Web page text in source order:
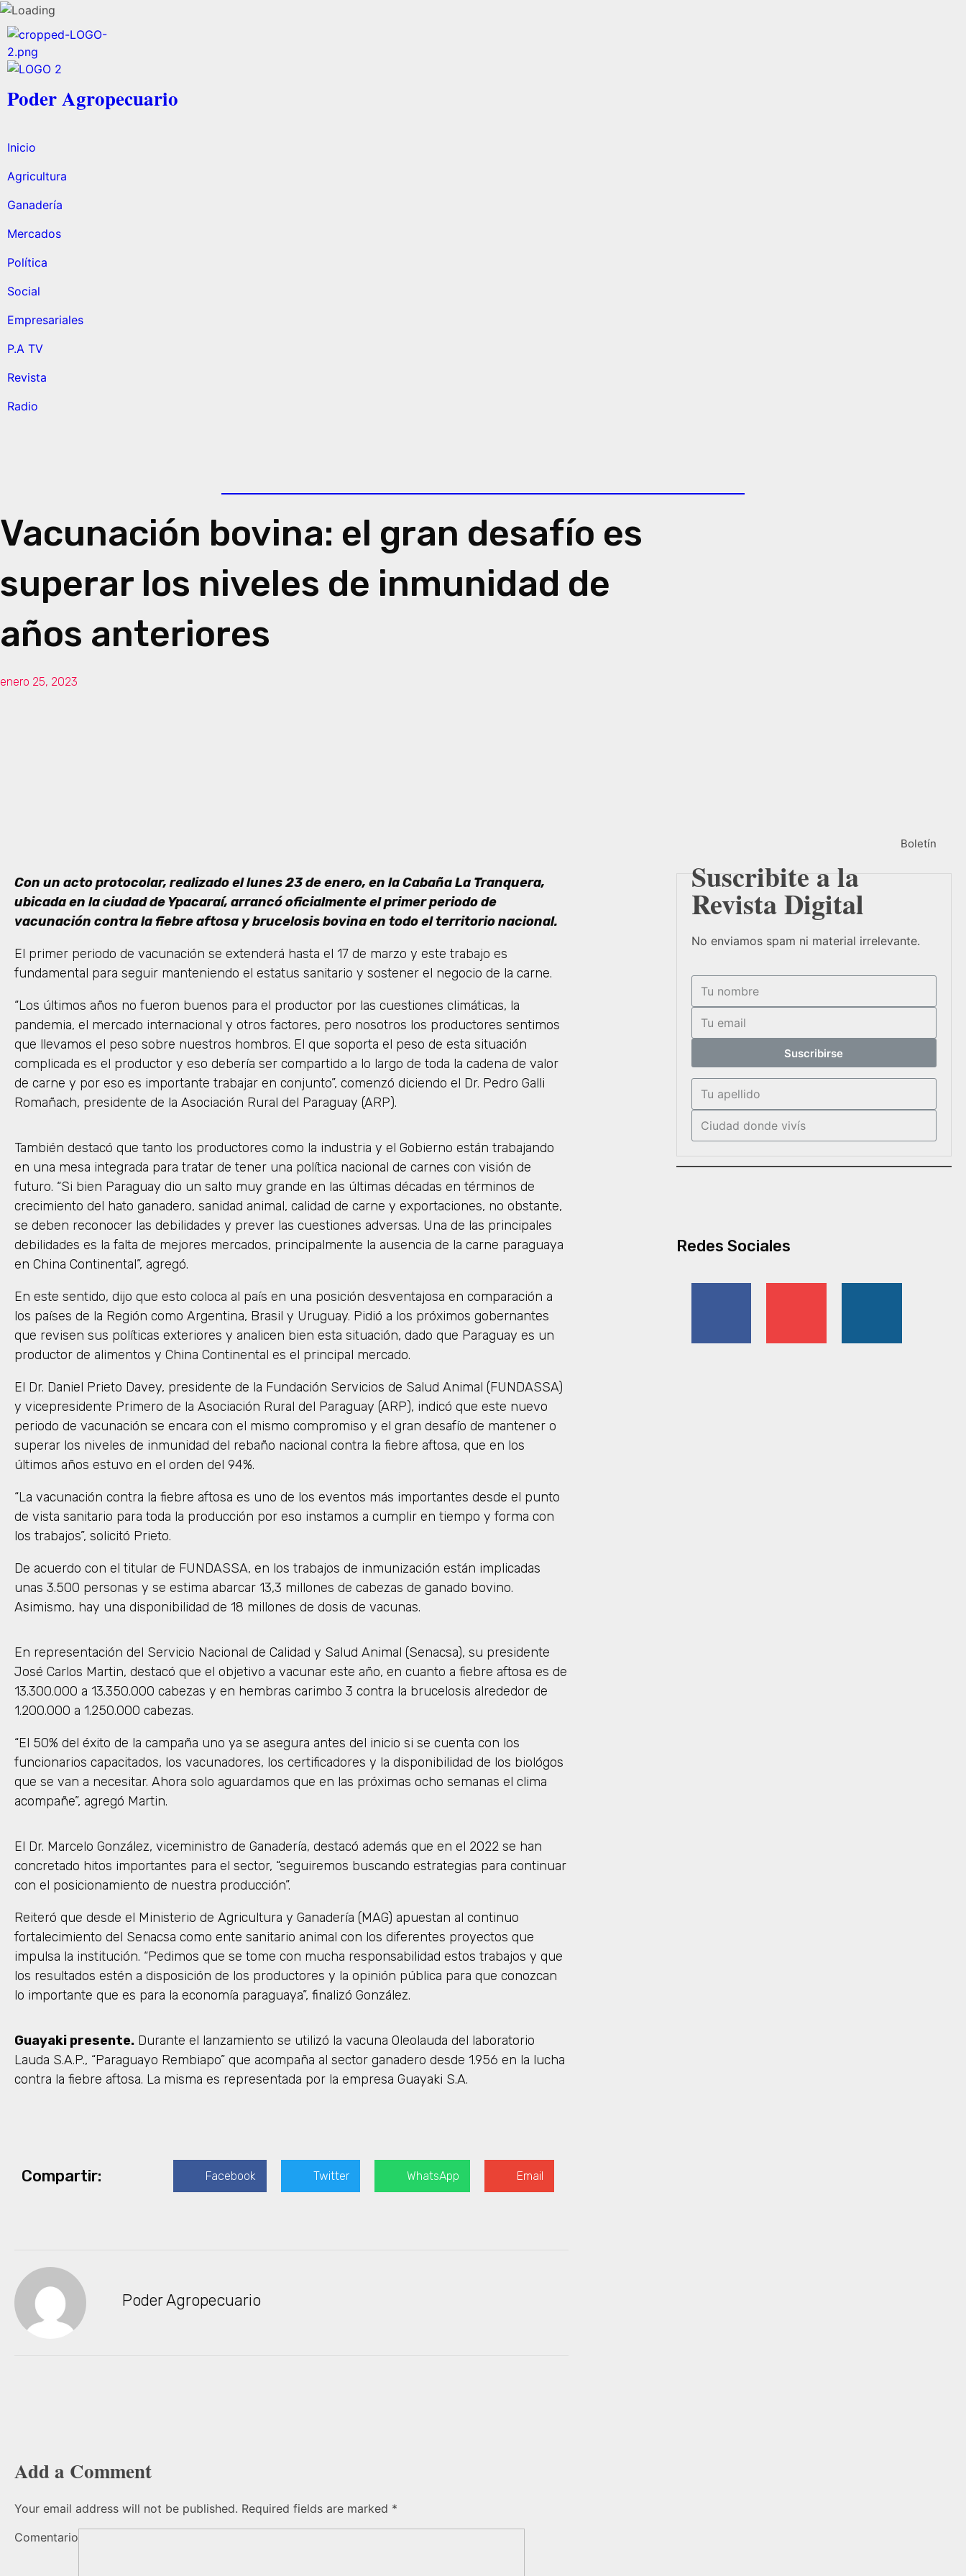
Poder Agropecuario
Inicio
Agricultura
Ganadería
Mercados
Política
Social
Empresariales
P.A TV
Revista
Radio
Vacunación bovina: el gran desafío es
superar los niveles de inmunidad de
años anteriores
enero 25, 2023
Con un acto protocolar, realizado el lunes 23 de enero, en la Cabaña La Tranquera,
ubicada en la ciudad de Ypacaraí, arrancó oficialmente el primer periodo de
vacunación contra la fiebre aftosa y brucelosis bovina en todo el territorio nacional.
El primer periodo de vacunación se extenderá hasta el 17 de marzo y este trabajo es
fundamental para seguir manteniendo el estatus sanitario y sostener el negocio de la carne.
“Los últimos años no fueron buenos para el productor por las cuestiones climáticas, la
pandemia, el mercado internacional y otros factores, pero nosotros los productores sentimos
que llevamos el peso sobre nuestros hombros. El que soporta el peso de esta situación
complicada es el productor y eso debería ser compartido a lo largo de toda la cadena de valor
de carne y por eso es importante trabajar en conjunto”, comenzó diciendo el Dr. Pedro Galli
Romañach, presidente de la Asociación Rural del Paraguay (ARP).
También destacó que tanto los productores como la industria y el Gobierno están trabajando
en una mesa integrada para tratar de tener una política nacional de carnes con visión de
futuro. “Si bien Paraguay dio un salto muy grande en las últimas décadas en términos de
crecimiento del hato ganadero, sanidad animal, calidad de carne y exportaciones, no obstante,
se deben reconocer las debilidades y prever las cuestiones adversas. Una de las principales
debilidades es la falta de mejores mercados, principalmente la ausencia de la carne paraguaya
en China Continental”, agregó.
En este sentido, dijo que esto coloca al país en una posición desventajosa en comparación a
los países de la Región como Argentina, Brasil y Uruguay. Pidió a los próximos gobernantes
que revisen sus políticas exteriores y analicen bien esta situación, dado que Paraguay es un
productor de alimentos y China Continental es el principal mercado.
El Dr. Daniel Prieto Davey, presidente de la Fundación Servicios de Salud Animal (FUNDASSA)
y vicepresidente Primero de la Asociación Rural del Paraguay (ARP), indicó que este nuevo
periodo de vacunación se encara con el mismo compromiso y el gran desafío de mantener o
superar los niveles de inmunidad del rebaño nacional contra la fiebre aftosa, que en los
últimos años estuvo en el orden del 94%.
“La vacunación contra la fiebre aftosa es uno de los eventos más importantes desde el punto
de vista sanitario para toda la producción por eso instamos a cumplir en tiempo y forma con
los trabajos”, solicitó Prieto.
De acuerdo con el titular de FUNDASSA, en los trabajos de inmunización están implicadas
unas 3.500 personas y se estima abarcar 13,3 millones de cabezas de ganado bovino.
Asimismo, hay una disponibilidad de 18 millones de dosis de vacunas.
En representación del Servicio Nacional de Calidad y Salud Animal (Senacsa), su presidente
José Carlos Martin, destacó que el objetivo a vacunar este año, en cuanto a fiebre aftosa es de
13.300.000 a 13.350.000 cabezas y en hembras carimbo 3 contra la brucelosis alrededor de
1.200.000 a 1.250.000 cabezas.
“El 50% del éxito de la campaña uno ya se asegura antes del inicio si se cuenta con los
funcionarios capacitados, los vacunadores, los certificadores y la disponibilidad de los biológos
que se van a necesitar. Ahora solo aguardamos que en las próximas ocho semanas el clima
acompañe”, agregó Martin.
El Dr. Marcelo González, viceministro de Ganadería, destacó además que en el 2022 se han
concretado hitos importantes para el sector, “seguiremos buscando estrategias para continuar
con el posicionamiento de nuestra producción”.
Reiteró que desde el Ministerio de Agricultura y Ganadería (MAG) apuestan al continuo
fortalecimiento del Senacsa como ente sanitario animal con los diferentes proyectos que
impulsa la institución. “Pedimos que se tome con mucha responsabilidad estos trabajos y que
los resultados estén a disposición de los productores y la opinión pública para que conozcan
lo importante que es para la economía paraguaya”, finalizó González.
Guayaki presente. Durante el lanzamiento se utilizó la vacuna Oleolauda del laboratorio
Lauda S.A.P., “Paraguayo Rembiapo” que acompaña al sector ganadero desde 1.956 en la lucha
contra la fiebre aftosa. La misma es representada por la empresa Guayaki S.A.
Compartir: Facebook Twitter WhatsApp Email
Poder Agropecuario
Add a Comment
Your email address will not be published. Required fields are marked *
Comentario
Boletín
Suscribite a la
Revista Digital
No enviamos spam ni material irrelevante.
Suscribirse
Redes Sociales